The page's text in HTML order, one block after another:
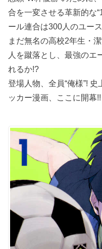
合を一変させる革新的な
ール連合は300人のユー
まだ無名の高校2年生・
人を蹴落とし、最強のエ
れるか!?
登場人物、全員“俺様”!
ッカー漫画、ここに開幕!!